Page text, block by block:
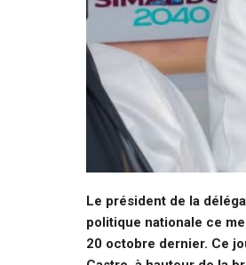
Le président de la
politique nationale ce
20 octobre dernier. Ce